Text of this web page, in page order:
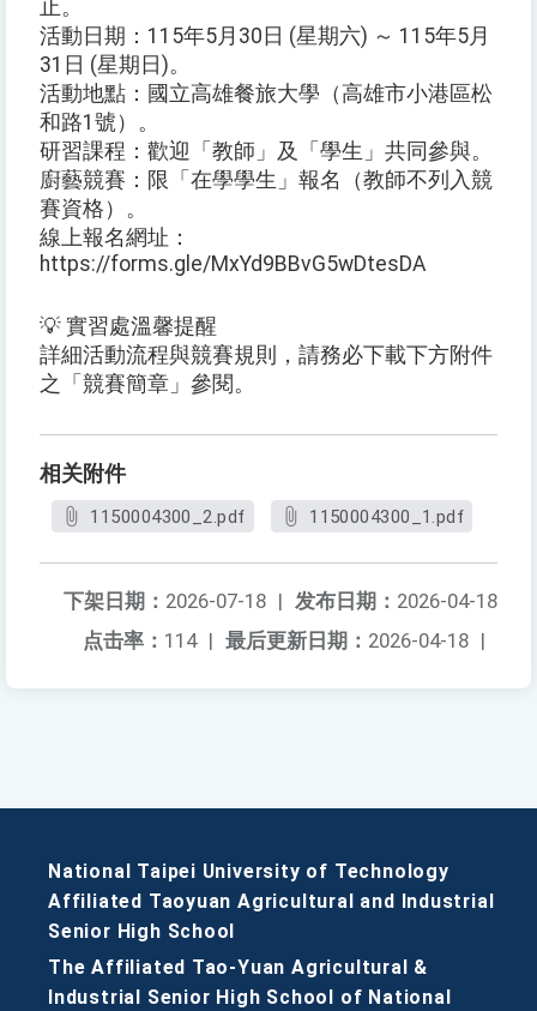
止。
活動日期：115年5月30日 (星期六) ～ 115年5月
31日 (星期日)。
活動地點：國立高雄餐旅大學（高雄市小港區松
和路1號）。
研習課程：歡迎「教師」及「學生」共同參與。
廚藝競賽：限「在學學生」報名（教師不列入競
賽資格）。
線上報名網址：
https://forms.gle/MxYd9BBvG5wDtesDA
💡 實習處溫馨提醒
詳細活動流程與競賽規則，請務必下載下方附件
之「競賽簡章」參閱。
相关附件
1150004300_2.pdf 1150004300_1.pdf
发布日期： 2026-04-18
下架日期： 2026-07-18 |
最后更新日期： 2026-04-18 |
点击率： 114 |
National Taipei University of Technology
Affiliated Taoyuan Agricultural and Industrial
Senior High School
The Affiliated Tao-Yuan Agricultural &
Industrial Senior High School of National